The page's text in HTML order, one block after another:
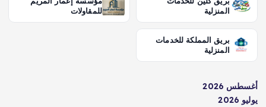
المنزلية
للمقاولات
بريق المملكة للخدمات
المنزلية
أغسطس 2026
يوليو 2026